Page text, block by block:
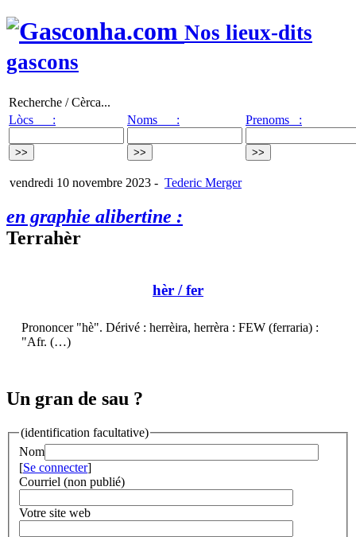
Nos lieux-dits
gascons
Recherche / Cèrca...
Lòcs :
Noms : Prenoms :
vendredi 10 novembre 2023 - Tederic Merger
en graphie alibertine :
Terrahèr
hèr / fer
Prononcer "hè". Dérivé : herrèira, herrèra : FEW (ferraria) :
"Afr. (…)
Un gran de sau ?
(identification facultative)
Nom
[Se connecter]
Courriel (non publié)
Votre site web